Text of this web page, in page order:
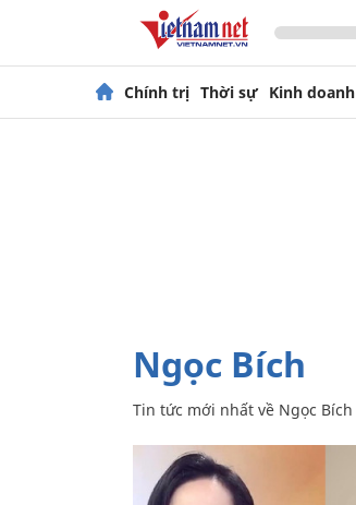
Chính trị Thời sự Kinh doanh
Ngọc Bích
Tin tức mới nhất về Ngọc Bích